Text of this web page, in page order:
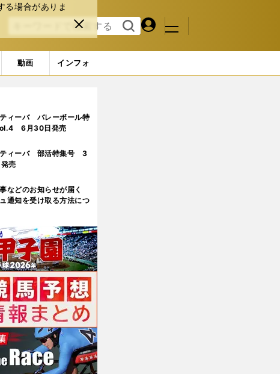
る場合がありま
閉じ
る
検索
る
マイペ
ジ
メニュ
動画 インフォ
」を武器に覚醒の予感
ィーバ バレーボール特
6月30日発売
ティーバ 部活特集号 3
売
などのお知らせが届く
通知を受け取る方法につ